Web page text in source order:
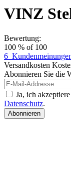
VINZ
Bewertung:
100 % of 100
6
Versandkosten
Abonnieren Sie die
Ja, ich
Datenschutz.
Abonnieren